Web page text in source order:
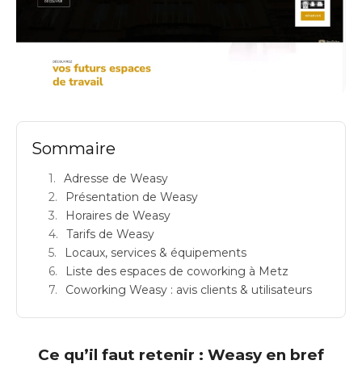
Sommaire
Adresse de Weasy
Présentation de Weasy
Horaires de Weasy
Tarifs de Weasy
Locaux, services & équipements
Liste des espaces de coworking à Metz
Coworking Weasy : avis clients & utilisateurs
Ce qu’il faut retenir : Weasy en bref